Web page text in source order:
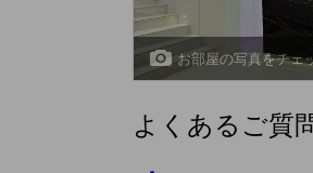
お部屋の写真をチェ
よくあるご質